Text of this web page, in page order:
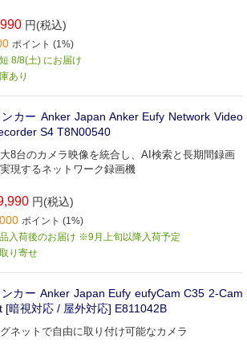
円(税込)
ポイント (1%)
8/8(土) にお届け
あり
カー Anker Japan Anker Eufy Network Video
S4 T8N00540
8台のカメラ映像を統合し、AI検索と長期間録画
現するネットワーク録画機
円(税込)
ポイント (1%)
入荷後のお届け ※9月上旬以降入荷予定
り寄せ
カー Anker Japan Eufy eufyCam C35 2-Cam
[暗視対応 / 屋外対応] E811042B
ネットで自由に取り付け可能なカメラ